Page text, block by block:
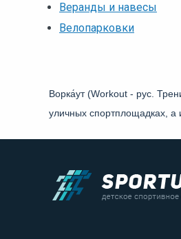
Веранды и навесы
Велопарковки
Ворка́ут (Workout - рус.
уличных спортплощадках, а